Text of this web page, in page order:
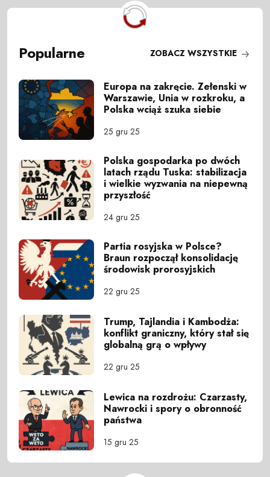
Popularne ZOBACZ WSZYSTKIE
Europa na zakręcie. Zełenski w
Warszawie, Unia w rozkroku, a
Polska wciąż szuka siebie
25 gru 25
Polska gospodarka po dwóch
latach rządu Tuska: stabilizacja
i wielkie wyzwania na niepewną
przyszłość
24 gru 25
Partia rosyjska w Polsce?
Braun rozpoczął konsolidację
środowisk prorosyjskich
22 gru 25
Trump, Tajlandia i Kambodża:
konflikt graniczny, który stał się
globalną grą o wpływy
22 gru 25
Lewica na rozdrożu: Czarzasty,
Nawrocki i spory o obronność
państwa
15 gru 25